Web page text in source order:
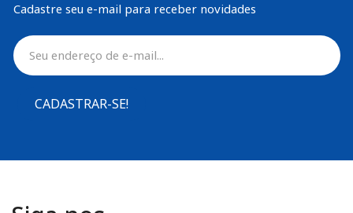
Cadastre seu e-mail para receber novidades
CADASTRAR-SE!